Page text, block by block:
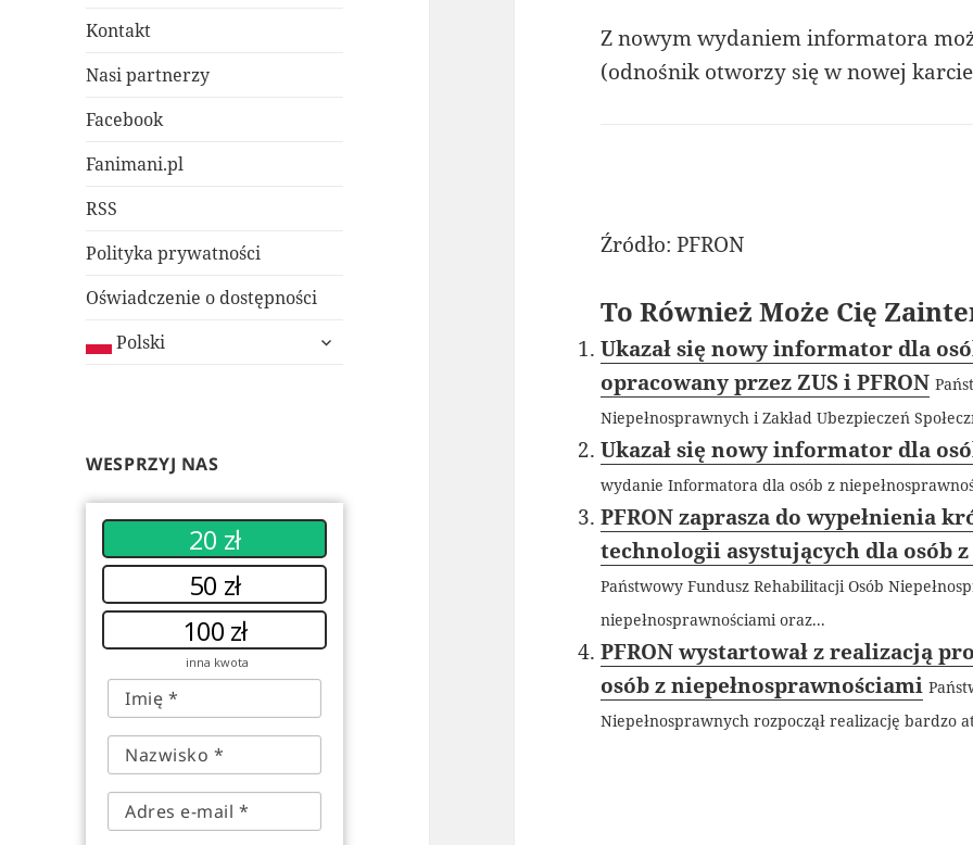
Kontakt
Nasi partnerzy
Facebook
Fanimani.pl
RSS
Polityka prywatności
Oświadczenie o dostępności
Polski
rozwiń
WESPRZYJ NAS
20 zł
50 zł
100 zł
inna kwota
Z nowym wydaniem informatora
(odnośnik otworzy się w nowej
Źródło: PFRON
To Również Może Cię
Ukazał się nowy informator dla
opracowany przez ZUS i PFRON
Niepełnosprawnych i Zakład Ubezpieczeń
Ukazał się nowy informator dla
wydanie Informatora dla osób z
PFRON zaprasza do wypełnienia
technologii asystujących dla osób
Państwowy Fundusz Rehabilitacji Osób
niepełnosprawnościami oraz...
PFRON wystartował z realizacją
osób z niepełnosprawnościami
Niepełnosprawnych rozpoczął realizację bardzo